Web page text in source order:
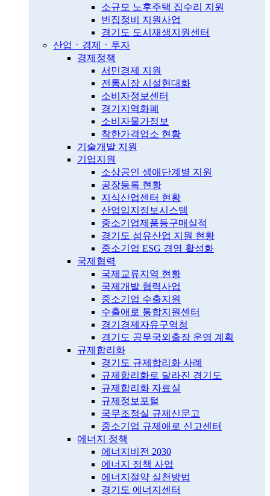
소규모 노후주택 집수리 지원
빈집정비 지원사업
경기도 도시재생지원센터
산업ㆍ경제ㆍ투자
경제정책
서민경제 지원
전통시장 시설현대화
소비자정보센터
경기지역화폐
소비자물가정보
착한가격업소 현황
기술개발 지원
기업지원
소상공인 생애단계별 지원
공장등록 현황
지식산업센터 현황
산업입지정보시스템
중소기업제품등구매실적
경기도 섬유산업 지원 현황
중소기업 ESG 경영 활성화
국제협력
국제교류지역 현황
국제개발 협력사업
중소기업 수출지원
수출애로 통합지원센터
경기경제자유구역청
경기도 공무국외출장 운영 계획
규제합리화
경기도 규제합리화 사례
규제합리화로 달라진 경기도
규제합리화 자료실
규제정보포털
국무조정실 규제신문고
중소기업 규제애로 신고센터
에너지 정책
에너지비전 2030
에너지 정책 사업
에너지절약 실천방법
경기도 에너지센터